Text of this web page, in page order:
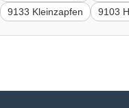
9133 Kleinzapfen 9103